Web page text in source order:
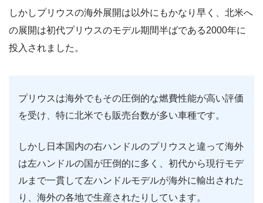
しかしプリウスの海外展開は以外にもかなり早く、北米へ
の展開は初代プリウスのモデル期間半ばである2000年に
投入されました。
プリウスは海外でもその圧倒的な燃費性能が高い評価
を受け、特に北米でも販売台数が多い車種です。
しかし日本国内の右ハンドルのプリウスと違って海外
は左ハンドルの国が圧倒的に多く、初代から現行モデ
ルまで一貫して左ハンドルモデルが海外に輸出された
り、海外の各地で生産されたりしています。